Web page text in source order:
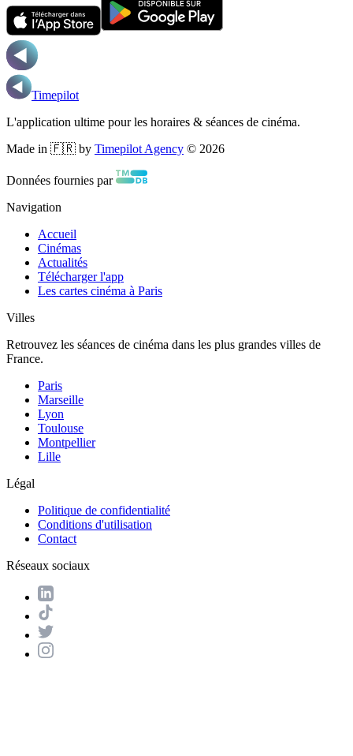
Timepilot
L'application ultime pour les horaires & séances de cinéma.
Made in 🇫🇷 by Timepilot Agency © 2026
Données fournies par
Navigation
Accueil
Cinémas
Actualités
Télécharger l'app
Les cartes cinéma à Paris
Villes
Retrouvez les séances de cinéma dans les plus grandes villes de
France.
Paris
Marseille
Lyon
Toulouse
Montpellier
Lille
Légal
Politique de confidentialité
Conditions d'utilisation
Contact
Réseaux sociaux